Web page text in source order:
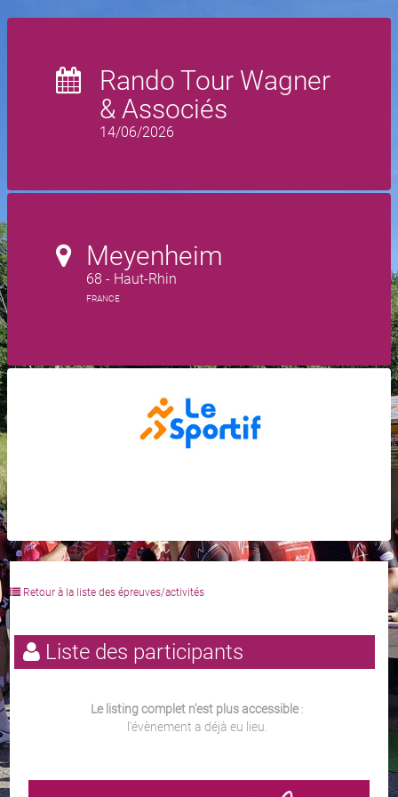
Rando Tour Wagner
& Associés
14/06/2026
Meyenheim
68 - Haut-Rhin
FRANCE
Retour à la liste des épreuves/activités
Liste des participants
Le listing complet n'est plus accessible:
l'évènement a déjà eu lieu.